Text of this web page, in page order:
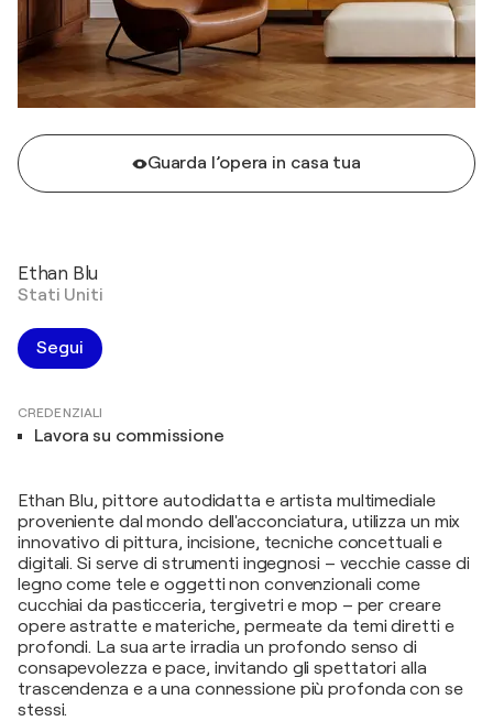
Guarda l’opera in casa tua
Ethan Blu
Stati Uniti
Segui
CREDENZIALI
Lavora su commissione
Ethan Blu, pittore autodidatta e artista multimediale
proveniente dal mondo dell'acconciatura, utilizza un mix
innovativo di pittura, incisione, tecniche concettuali e
digitali. Si serve di strumenti ingegnosi – vecchie casse di
legno come tele e oggetti non convenzionali come
cucchiai da pasticceria, tergivetri e mop – per creare
opere astratte e materiche, permeate da temi diretti e
profondi. La sua arte irradia un profondo senso di
consapevolezza e pace, invitando gli spettatori alla
trascendenza e a una connessione più profonda con se
stessi.